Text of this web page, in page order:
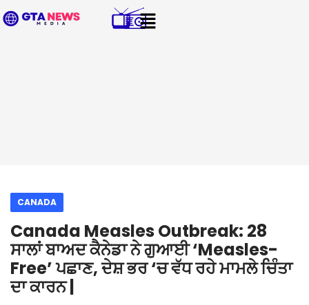
CANADA
Canada Measles Outbreak: 28
ਸਾਲਾਂ ਬਾਅਦ ਕੈਨੇਡਾ ਨੇ ਗੁਆਈ ‘Measles-
Free’ ਪਛਾਣ, ਦੇਸ਼ ਭਰ ‘ਚ ਵੱਧ ਰਹੇ ਮਾਮਲੇ ਚਿੰਤਾ
ਦਾ ਕਾਰਨ |